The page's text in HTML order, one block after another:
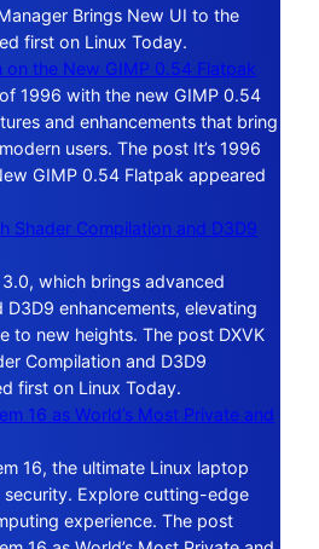
Brings New UI to the
first on Linux Today.
on the New GIMP 0.54 Flatpak
1996 with the new GIMP 0.54
and enhancements that bring
users. The post It’s 1996
GIMP 0.54 Flatpak appeared
Shader Compilation and D3D9
which brings advanced
enhancements, elevating
to new heights. The post DXVK
Compilation and D3D9
first on Linux Today.
16 as World’s Most Private and
16, the ultimate Linux laptop
Explore cutting-edge
experience. The post